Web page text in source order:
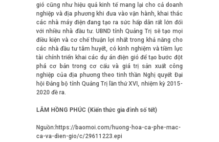
gió cũng như hiệu quả kinh tế mang lại cho cả doanh
nghiệp và địa phương khi đưa vào vận hành, khai thác
các nhà máy điện đang tạo ra sức hấp dẫn rất lớn đối
với nhiều nhà đầu tư. UBND tỉnh Quảng Trị sẽ tạo mọi
điều kiện và cơ chế thuận lợi nhất trong khả năng cho
các nhà đầu tư tâm huyết, có kinh nghiệm và tiềm lực
tài chính triển khai các dự án điện gió để tạo bước đột
phá cơ bản trong cơ cấu và giá trị sản xuất công
nghiệp của địa phương theo tinh thần Nghị quyết Đại
hội Đảng bộ tỉnh Quảng Trị lần thứ XVI, nhiệm kỳ 2015-
2020 đề ra.
LÂM HỒNG PHÚC (Kiến thức gia đình số tết)
Nguồn:https://baomoi.com/huong-hoa-ca-phe-mac-
ca-va-dien-gio/c/29611223.epi